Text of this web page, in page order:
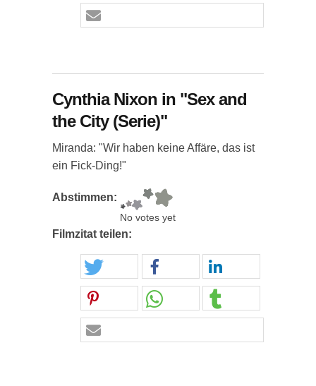
Cynthia Nixon in "Sex and
the City (Serie)"
Miranda: "Wir haben keine Affäre, das ist
ein Fick-Ding!"
Abstimmen:
No votes yet
Filmzitat teilen: